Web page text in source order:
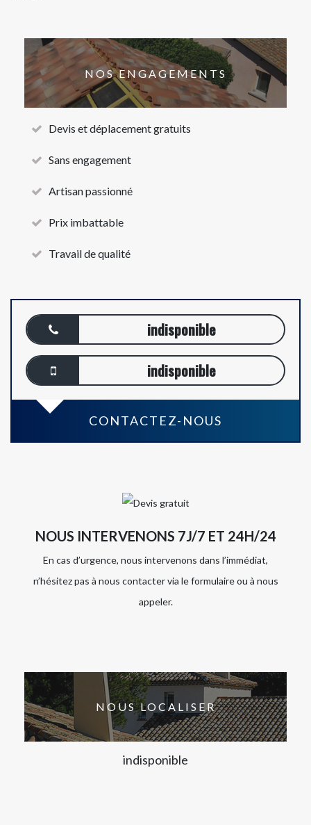
NOS ENGAGEMENTS
Devis et déplacement gratuits
Sans engagement
Artisan passionné
Prix imbattable
Travail de qualité
indisponible
indisponible
CONTACTEZ-NOUS
NOUS INTERVENONS 7J/7 ET 24H/24
En cas d’urgence, nous intervenons dans l’immédiat,
n’hésitez pas à nous contacter via le formulaire ou à nous
appeler.
NOUS LOCALISER
indisponible